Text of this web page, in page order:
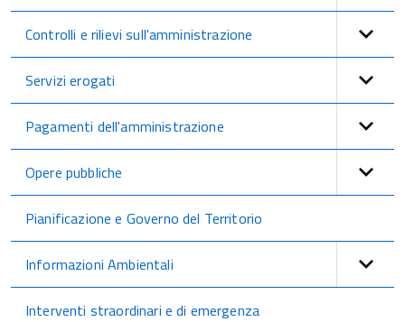
Controlli e rilievi sull'amministrazione
Servizi erogati
Pagamenti dell'amministrazione
Opere pubbliche
Pianificazione e Governo del Territorio
Informazioni Ambientali
Interventi straordinari e di emergenza